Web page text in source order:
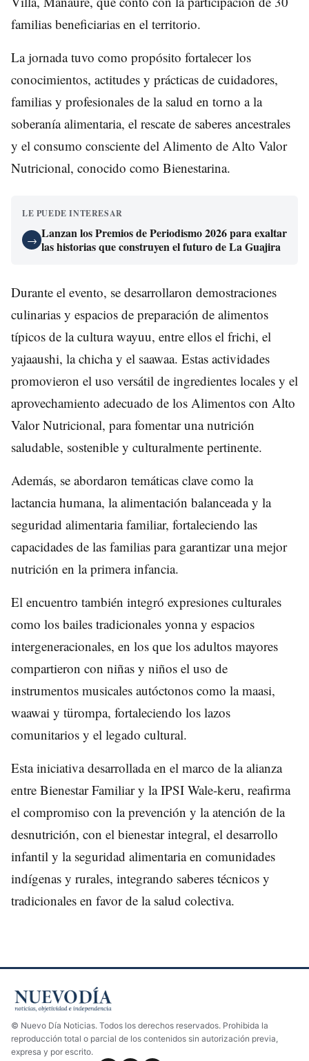
familias beneficiarias en el territorio.
La jornada tuvo como propósito fortalecer los
conocimientos, actitudes y prácticas de cuidadores,
familias y profesionales de la salud en torno a la
soberanía alimentaria, el rescate de saberes ancestrales
y el consumo consciente del Alimento de Alto Valor
Nutricional, conocido como Bienestarina.
LE PUEDE INTERESAR
→ Lanzan los Premios de Periodismo 2026 para exaltar
las historias que construyen el futuro de La Guajira
Durante el evento, se desarrollaron demostraciones
culinarias y espacios de preparación de alimentos
típicos de la cultura wayuu, entre ellos el frichi, el
yajaaushi, la chicha y el saawaa. Estas actividades
promovieron el uso versátil de ingredientes locales y el
aprovechamiento adecuado de los Alimentos con Alto
Valor Nutricional, para fomentar una nutrición
saludable, sostenible y culturalmente pertinente.
Además, se abordaron temáticas clave como la
lactancia humana, la alimentación balanceada y la
seguridad alimentaria familiar, fortaleciendo las
capacidades de las familias para garantizar una mejor
nutrición en la primera infancia.
El encuentro también integró expresiones culturales
como los bailes tradicionales yonna y espacios
intergeneracionales, en los que los adultos mayores
compartieron con niñas y niños el uso de
instrumentos musicales autóctonos como la maasi,
waawai y türompa, fortaleciendo los lazos
comunitarios y el legado cultural.
Esta iniciativa desarrollada en el marco de la alianza
entre Bienestar Familiar y la IPSI Wale-keru, reafirma
el compromiso con la prevención y la atención de la
desnutrición, con el bienestar integral, el desarrollo
infantil y la seguridad alimentaria en comunidades
indígenas y rurales, integrando saberes técnicos y
tradicionales en favor de la salud colectiva.
© Nuevo Día Noticias. Todos los derechos reservados. Prohibida la
reproducción total o parcial de los contenidos sin autorización previa,
expresa y por escrito.